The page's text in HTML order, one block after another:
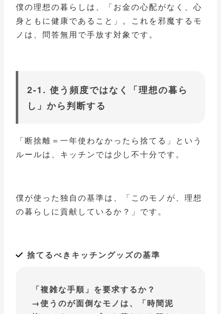
僕の理想の暮らしは、「お金の心配がなく、心
身ともに健康であること」。これを邪魔するモ
ノは、問答無用で手放す対象です。
2-1. 使う頻度ではなく「理想の暮ら
し」から判断する
「断捨離＝一年使わなかったら捨てる」という
ルールは、キッチンでは少し不十分です。
僕が使った独自の基準は、「このモノが、理想
の暮らしに貢献しているか？」です。
捨てるべきキッチングッズの基準
「複雑な手順」を要求するか？
→使うのが面倒なモノは、「時間泥